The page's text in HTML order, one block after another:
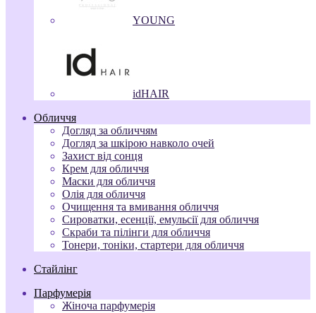
YOUNG
idHAIR
Обличчя
Догляд за обличчям
Догляд за шкірою навколо очей
Захист від сонця
Крем для обличчя
Маски для обличчя
Олія для обличчя
Очищення та вмивання обличчя
Сироватки, есенції, емульсії для обличчя
Скраби та пілінги для обличчя
Тонери, тоніки, стартери для обличчя
Стайлінг
Парфумерія
Жіноча парфумерія